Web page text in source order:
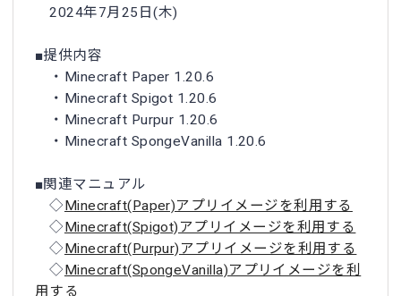
2024年7月25日(木)
■提供内容
・Minecraft Paper 1.20.6
・Minecraft Spigot 1.20.6
・Minecraft Purpur 1.20.6
・Minecraft SpongeVanilla 1.20.6
■関連マニュアル
◇Minecraft(Paper)アプリイメージを利用する
◇Minecraft(Spigot)アプリイメージを利用する
◇Minecraft(Purpur)アプリイメージを利用する
◇Minecraft(SpongeVanilla)アプリイメージを利
用する